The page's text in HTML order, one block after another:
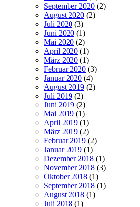
September 2020 (2)
August 2020 (2)
Juli 2020 (3)
Juni 2020 (1)
Mai 2020 (2)
April 2020 (1)
März 2020 (1)
Februar 2020 (3)
Januar 2020 (4)
August 2019 (2)
Juli 2019 (2)
Juni 2019 (2)
Mai 2019 (1)
April 2019 (1)
März 2019 (2)
Februar 2019 (2)
Januar 2019 (1)
Dezember 2018 (1)
November 2018 (3)
Oktober 2018 (1)
September 2018 (1)
August 2018 (1)
Juli 2018 (1)